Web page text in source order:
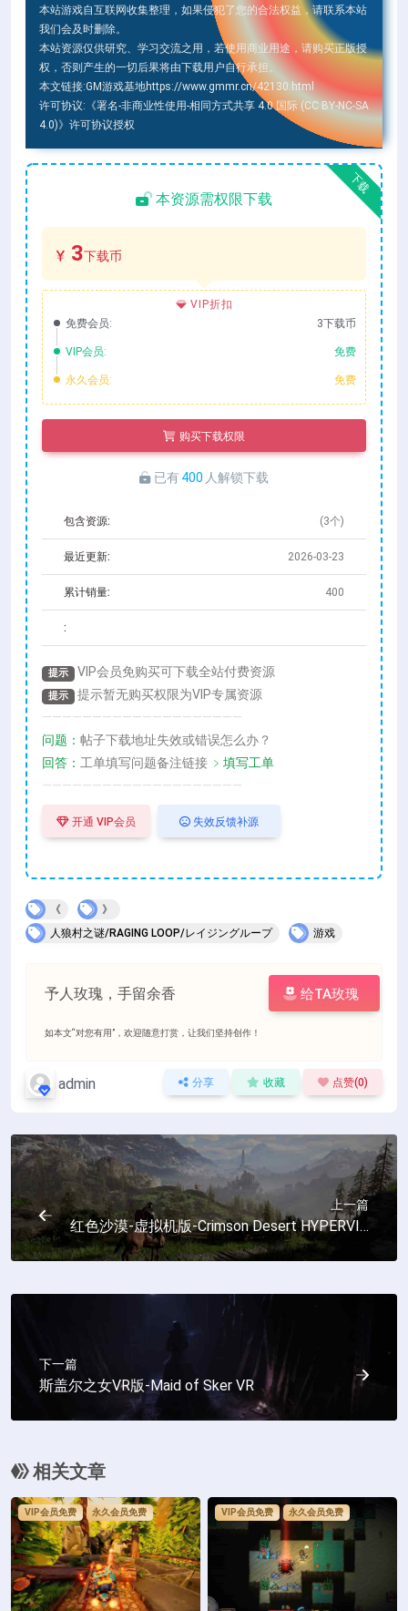
本站游戏自互联网收集整理，如果侵犯了您的合法权益，请联系本站
我们会及时删除。
本站资源仅供研究、学习交流之用，若使用商业用途，请购买正版授
权，否则产生的一切后果将由下载用户自行承担。
本文链接:GM游戏基地https://www.gmmr.cn/42130.html
许可协议: 《署名-非商业性使用-相同方式共享 4.0 国际 (CC BY-NC-SA
4.0)》 许可协议授权
下载
本资源需权限下载
3下载币
VIP折扣
免费会员:
3下载币
VIP会员: 免费
永久会员: 免费
购买下载权限
已有400 人解锁下载
包含资源: (3个)
最近更新: 2026-03-23
累计销量: 400
:
提示 VIP会员免购买可下载全站付费资源
提示 提示暂无购买权限为VIP专属资源
————————————————————
问题： 帖子下载地址失效或错误怎么办？
回答： 工单填写问题备注链接 ﹥填写工单
————————————————————
开通 VIP会员 失效反馈补源
《
》
人狼村之谜/RAGING LOOP/レイジングループ
游戏
予人玫瑰，手留余香 给TA玫瑰
如本文“对您有用”，欢迎随意打赏，让我们坚持创作！
admin 分享 收藏 点赞(0)
上一篇
红色沙漠-虚拟机版-Crimson Desert HYPERVIS
下一篇
斯盖尔之女VR版-Maid of Sker VR
相关文章
VIP会员免费 永久会员免费 VIP会员免费 永久会员免费